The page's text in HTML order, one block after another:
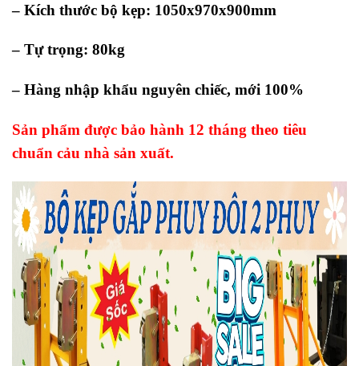
– Kích thước bộ kẹp: 1050x970x900mm
– Tự trọng: 80kg
– Hàng nhập khẩu nguyên chiếc, mới 100%
Sản phẩm được bảo hành 12 tháng theo tiêu
chuẩn cảu nhà sản xuất.